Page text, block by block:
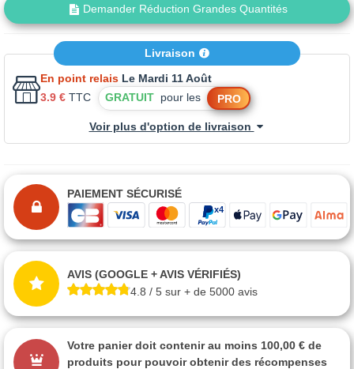
Demander Réduction Grandes Quantités
Livraison
En point relais Le Mardi 11 Août
3.9 € TTC GRATUIT pour les PRO
Voir plus d'option de livraison
PAIEMENT SÉCURISÉ
AVIS (GOOGLE + AVIS VÉRIFIÉS)
4.8 / 5 sur + de 5000 avis
Votre panier doit contenir au moins 100,00 € de
produits pour pouvoir obtenir des récompenses